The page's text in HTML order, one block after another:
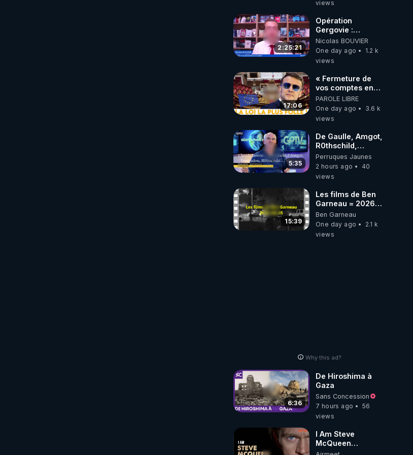
augmentation du
nombre de
grossesses
multiples (souvent
complexes).Inégalités
sociales et
territoriales : Les
risques sont
amplifiés chez les
mères touchées
par la pauvreté ou
zones
médicalement
défavorisées. Les
territoires
d'outre-mer et la
France
enregistrent les
chiffres les plus
inquiétants.Crise
du système de
prévention : Le
views
2:25:21
Opération
Gergovie :
‪@38resistancegauloise‬
‪@MarionSigautOfficiel‬
‪@gladysriifard5710‬
Nicolas BOUVIER
One day ago
1.2 k
views
17:06
« Fermeture de
vos comptes en
banque ! » :
Macron impose
une loi folle !
PAROLE LIBRE
One day ago
3.6 k
views
5:35
De Gaulle, Amgot,
R0thschild,
Macron &
Pompidou…
Macron Claude
X 2024
Perruques Jaunes
2 hours ago
40
views
15:39
Les films de Ben
Garneau = 2026-
08-05
Ben Garneau
One day ago
2.1 k
views
Why this ad?
6:36
De Hiroshima à
Gaza
Sans Concession
7 hours ago
56
views
I Am Steve
McQueen
⎮Documentaire